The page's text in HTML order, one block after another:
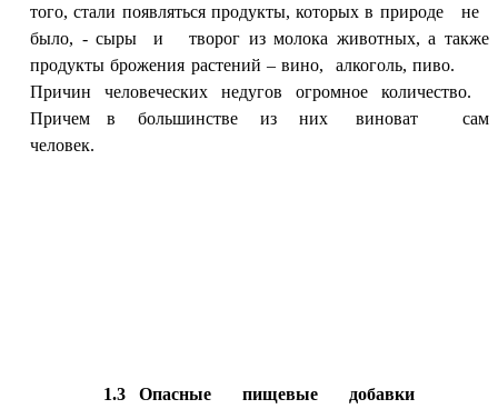
того, стали появляться продукты, которых в природе не
было, - сыры и творог из молока животных, а также
продукты брожения растений – вино, алкоголь, пиво.
Причин человеческих недугов огромное количество.
Причем в большинстве из них виноват сам
человек.
1.3 Опасные пищевые
добавки